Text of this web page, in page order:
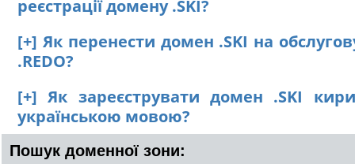
реєстрації домену .SKI?
[+] Як перенести домен .SKI на
.REDO?
[+] Як зареєструвати домен .SKI
українською мовою?
Пошук доменної зони: